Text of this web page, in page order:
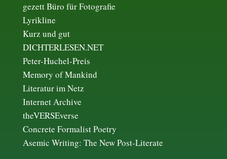
gezett Büro für Fotografie
Lyrikline
Kurz und gut
DICHTERLESEN.NET
Peter-Huchel-Preis
Memory of Mankind
Literatur im Netz
Internet Archive
theVERSEverse
Concrete Formalist Poetry
Asemic Writing: The New Post-Literate